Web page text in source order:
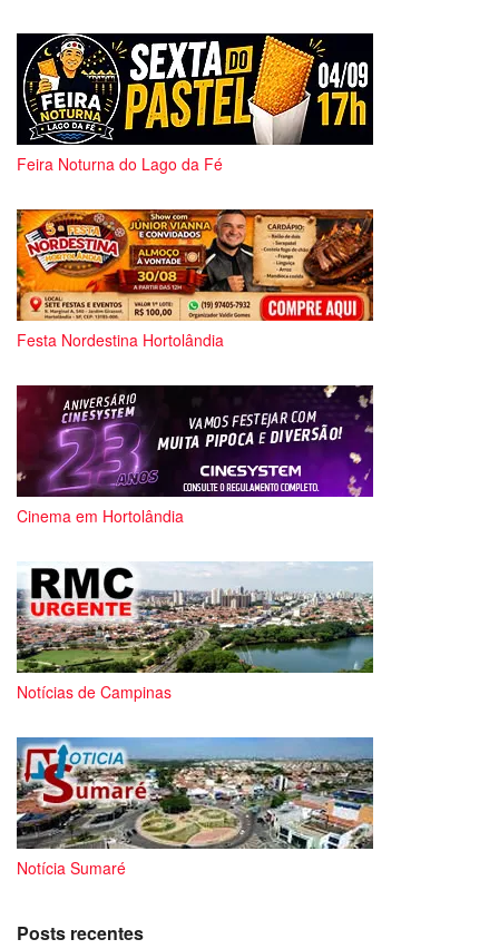
Feira Noturna do Lago da Fé
Festa Nordestina Hortolândia
Cinema em Hortolândia
Notícias de Campinas
Notícia Sumaré
Posts recentes